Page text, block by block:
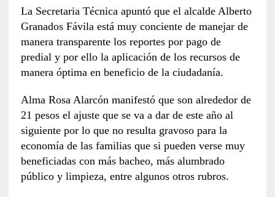
La Secretaria Técnica apuntó que el alcalde Alberto
Granados Fávila está muy conciente de manejar de
manera transparente los reportes por pago de
predial y por ello la aplicación de los recursos de
manera óptima en beneficio de la ciudadanía.
Alma Rosa Alarcón manifestó que son alrededor de
21 pesos el ajuste que se va a dar de este año al
siguiente por lo que no resulta gravoso para la
economía de las familias que si pueden verse muy
beneficiadas con más bacheo, más alumbrado
público y limpieza, entre algunos otros rubros.